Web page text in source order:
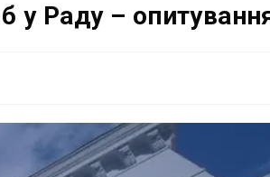
у Раду –